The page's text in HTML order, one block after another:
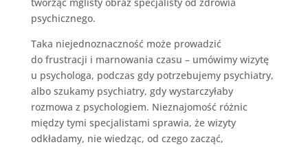
psychicznego.
Taka niejednoznaczność może prowadzić
do frustracji i marnowania czasu – umówimy wizytę
u psychologa, podczas gdy potrzebujemy psychiatry,
albo szukamy psychiatry, gdy wystarczyłaby
rozmowa z psychologiem. Nieznajomość różnic
między tymi specjalistami sprawia, że wizyty
odkładamy, nie wiedząc, od czego zacząć,